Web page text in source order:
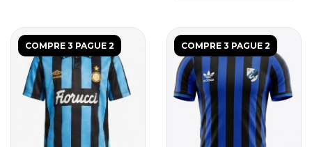
COMPRE 3 PAGUE 2 COMPRE 3 PAGUE 2